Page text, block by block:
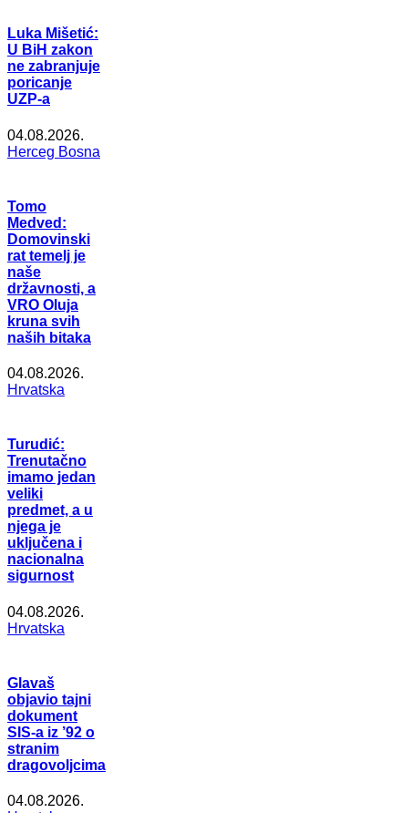
Luka Mišetić:
U BiH zakon
ne zabranjuje
poricanje
UZP-a
04.08.2026.
Herceg Bosna
Tomo
Medved:
Domovinski
rat temelj je
naše
državnosti, a
VRO Oluja
kruna svih
naših bitaka
04.08.2026.
Hrvatska
Turudić:
Trenutačno
imamo jedan
veliki
predmet, a u
njega je
uključena i
nacionalna
sigurnost
04.08.2026.
Hrvatska
Glavaš
objavio tajni
dokument
SIS-a iz ’92 o
stranim
dragovoljcima
04.08.2026.